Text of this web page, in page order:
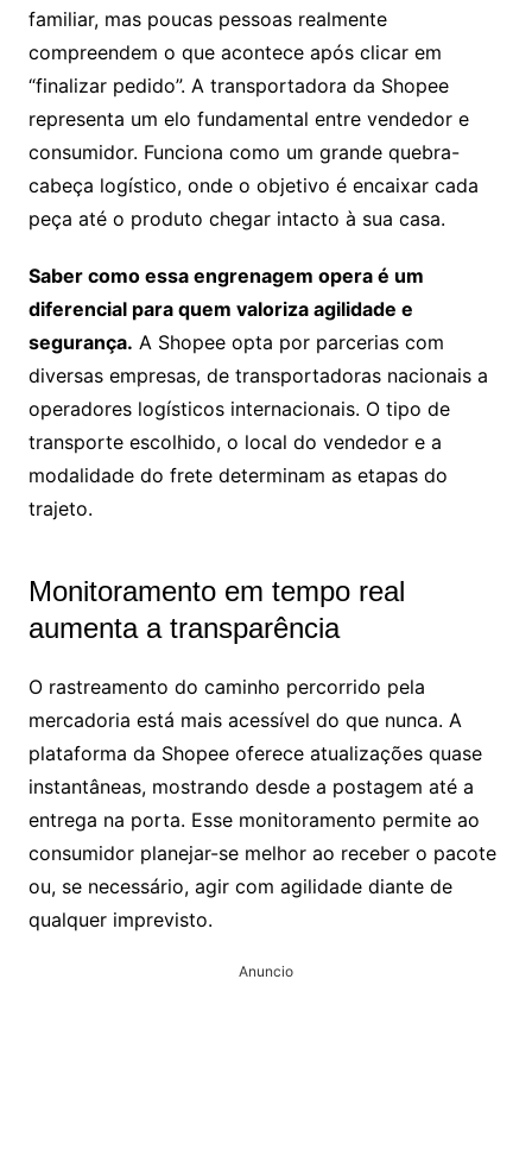
familiar, mas poucas pessoas realmente
compreendem o que acontece após clicar em
“finalizar pedido”. A transportadora da Shopee
representa um elo fundamental entre vendedor e
consumidor. Funciona como um grande quebra-
cabeça logístico, onde o objetivo é encaixar cada
peça até o produto chegar intacto à sua casa.
Saber como essa engrenagem opera é um
diferencial para quem valoriza agilidade e
segurança. A Shopee opta por parcerias com
diversas empresas, de transportadoras nacionais a
operadores logísticos internacionais. O tipo de
transporte escolhido, o local do vendedor e a
modalidade do frete determinam as etapas do
trajeto.
Monitoramento em tempo real
aumenta a transparência
O rastreamento do caminho percorrido pela
mercadoria está mais acessível do que nunca. A
plataforma da Shopee oferece atualizações quase
instantâneas, mostrando desde a postagem até a
entrega na porta. Esse monitoramento permite ao
consumidor planejar-se melhor ao receber o pacote
ou, se necessário, agir com agilidade diante de
qualquer imprevisto.
Anuncio